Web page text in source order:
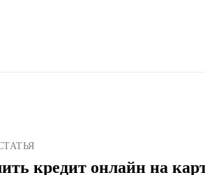
кредит онлайн на